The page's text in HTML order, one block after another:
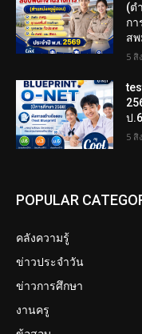
(ต
กา
สพ
5 สิ
ป
5 สิ
POPULAR
คลังความรู้
ข่าวประจำวัน
ข่าวการศึกษา
งานครู